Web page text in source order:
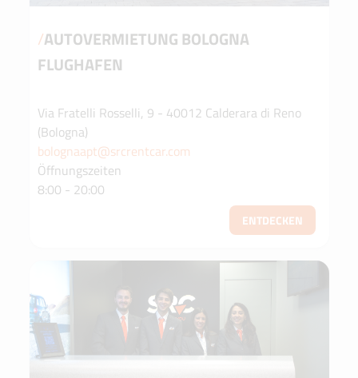
/AUTOVERMIETUNG BOLOGNA
FLUGHAFEN
Via Fratelli Rosselli, 9 - 40012 Calderara di Reno
(Bologna)
bolognaapt@srcrentcar.com
Öffnungszeiten
8:00 - 20:00
ENTDECKEN